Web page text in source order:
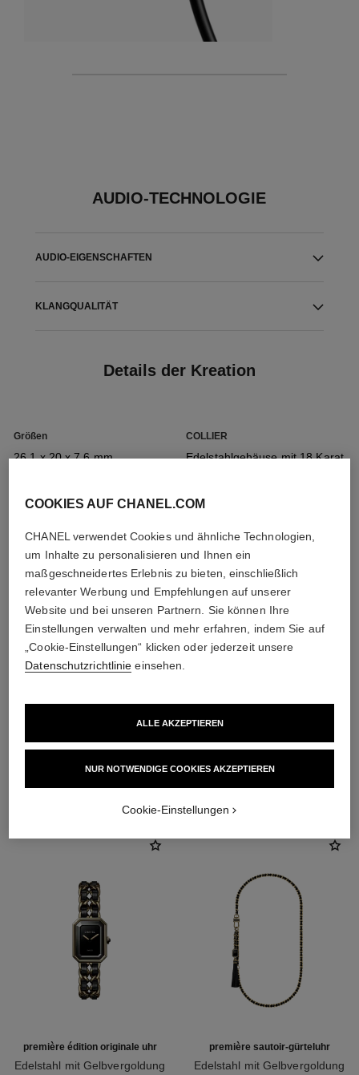
AUDIO-TECHNOLOGIE
AUDIO-EIGENSCHAFTEN
KLANGQUALITÄT
Details der Kreation
Größen
26,1 x 20 x 7,6 mm
COLLIER
Edelstahlgehäuse mit 18 Karat
Krone
Edelstahlkrone mit 18 Karat
Gelbvergoldung (0,1 Mikron),
besetzt mit einem Onyx-
Cabochon
Zifferblatt
Schwarz lackiertes Zifferblatt
Armband
durchflochten ist
Stunden, Minuten
Wasserdichtigkeit
30 m
Pflegehinweise Bedienungsanleitungen
Alle Details
première édition originale uhr
Edelstahl mit Gelbvergoldung
première sautoir-gürteluhr
Edelstahl mit Gelbvergoldung
COOKIES AUF CHANEL.COM
CHANEL verwendet Cookies und ähnliche Technologien,
um Inhalte zu personalisieren und Ihnen ein
maßgeschneidertes Erlebnis zu bieten, einschließlich
relevanter Werbung und Empfehlungen auf unserer
Website und bei unseren Partnern. Sie können Ihre
Einstellungen verwalten und mehr erfahren, indem Sie auf
„Cookie-Einstellungen“ klicken oder jederzeit unsere
Datenschutzrichtlinie einsehen.
NUR NOTWENDIGE COOKIES AKZEPTIEREN
ALLE AKZEPTIEREN
Cookie-Einstellungen